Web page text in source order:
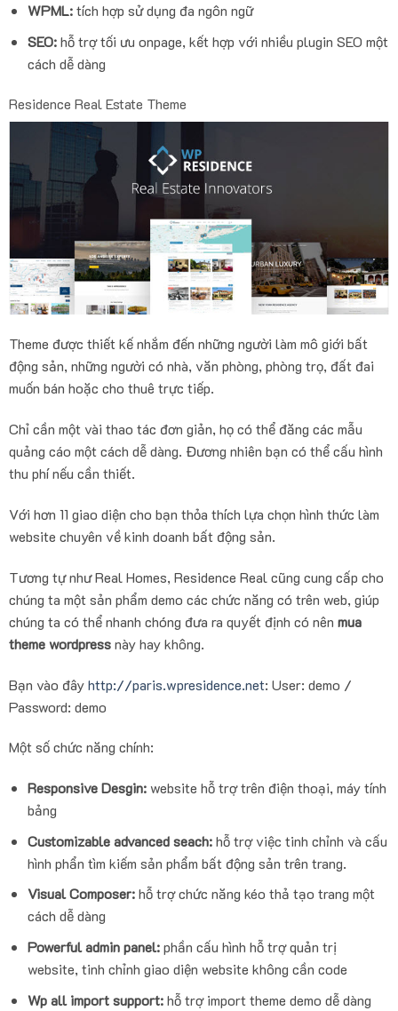
WPML:tích hợp sử dụng đa ngôn ngữ
SEO:hỗ trợ tối ưu onpage, kết hợp với nhiều plugin SEO một
cách dễ dàng
Residence Real Estate Theme
Theme được thiết kế nhắm đến những người làm mô giới bất
động sản, những người có nhà, văn phòng, phòng trọ, đất đai
muốn bán hoặc cho thuê trực tiếp.
Chỉ cần một vài thao tác đơn giản, họ có thể đăng các mẫu
quảng cáo một cách dễ dàng. Đương nhiên bạn có thể cấu hình
thu phí nếu cần thiết.
Với hơn 11 giao diện cho bạn thỏa thích lựa chọn hình thức làm
website chuyên về kinh doanh bất động sản.
Tương tự như Real Homes, Residence Real cũng cung cấp cho
chúng ta một sản phẩm demo các chức năng có trên web, giúp
chúng ta có thể nhanh chóng đưa ra quyết định có nên mua
theme wordpressnày hay không.
Bạn vào đâyhttp://paris.wpresidence.net: User: demo /
Password: demo
Một số chức năng chính:
Responsive Desgin:website hỗ trợ trên điện thoại, máy tính
bảng
Customizable advanced seach:hỗ trợ việc tinh chỉnh và cấu
hình phẩn tìm kiếm sản phẩm bất động sản trên trang.
Visual Composer:hỗ trợ chức năng kéo thả tạo trang một
cách dễ dàng
Powerful admin panel:phần cấu hình hỗ trợ quản trị
website, tinh chỉnh giao diện website không cần code
Wp all import support:hỗ trợ import theme demo dễ dàng